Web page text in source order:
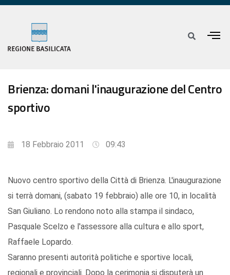
Brienza: domani l'inaugurazione del Centro
sportivo
18 Febbraio 2011 09:43
Nuovo centro sportivo della Città di Brienza. L'inaugurazione
si terrà domani, (sabato 19 febbraio) alle ore 10, in località
San Giuliano. Lo rendono noto alla stampa il sindaco,
Pasquale Scelzo e l'assessore alla cultura e allo sport,
Raffaele Lopardo.
Saranno presenti autorità politiche e sportive locali,
regionali e provinciali. Dopo la cerimonia si disputerà un